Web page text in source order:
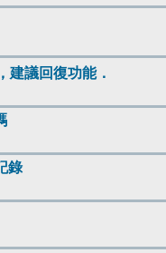
建議回復功能．
錄